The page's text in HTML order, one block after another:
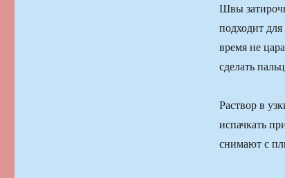
Швы
подходит
время не
сделать
Раствор в
испачкать
снимают с